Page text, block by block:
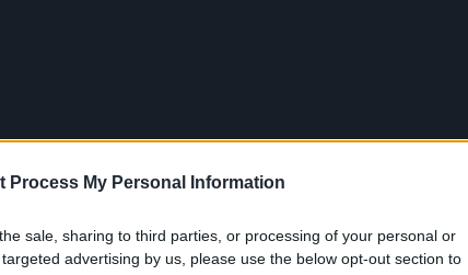
Process My Personal Information
sale, sharing to third parties, or processing of your personal or
advertising by us, please use the below opt-out section to